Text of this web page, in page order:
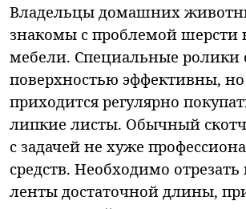
Владельцы домашних
знакомы с проблемой шерсти
мебели. Специальные ролики
поверхностью эффективны,
приходится регулярно
липкие листы. Обычный скотч
с задачей не хуже
средств. Необходимо отрезать
ленты достаточной длины,